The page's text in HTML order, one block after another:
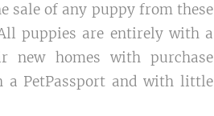
sale of any puppy from these
puppies are entirely with a
new homes with purchase
a PetPassport and with little